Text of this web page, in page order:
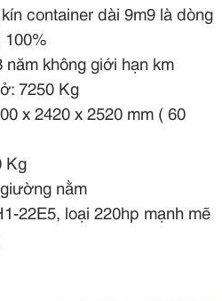
container dài 9m9 là dòng
100%
không giới hạn km
7250 Kg
x 2420 x 2520 mm ( 60
Kg
nằm
22E5, loại 220hp mạnh mẽ